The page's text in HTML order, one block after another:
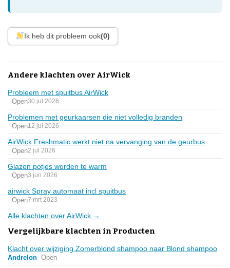
Ik heb dit probleem ook(0)
Andere klachten over AirWick
Probleem met spuitbus AirWick
Open30 jul 2026
Problemen met geurkaarsen die niet volledig branden
Open12 jul 2026
AirWick Freshmatic werkt niet na vervanging van de geurbus
Open2 jul 2026
Glazen potjes worden te warm
Open3 jun 2026
airwick Spray automaat incl spuitbus
Open7 mrt 2023
Alle klachten over AirWick →
Vergelijkbare klachten in Producten
Klacht over wijziging Zomerblond shampoo naar Blond shampoo
Andrelon Open